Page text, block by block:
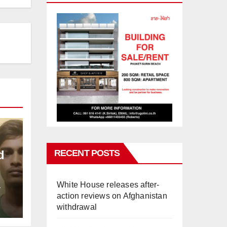
RECENT POSTS
White House releases after-
action reviews on Afghanistan
withdrawal